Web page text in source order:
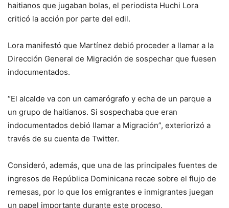
haitianos que jugaban bolas, el periodista Huchi Lora
criticó la acción por parte del edil.
Lora manifestó que Martínez debió proceder a llamar a la
Dirección General de Migración de sospechar que fuesen
indocumentados.
“El alcalde va con un camarógrafo y echa de un parque a
un grupo de haitianos. Si sospechaba que eran
indocumentados debió llamar a Migración”, exteriorizó a
través de su cuenta de Twitter.
Consideró, además, que una de las principales fuentes de
ingresos de República Dominicana recae sobre el flujo de
remesas, por lo que los emigrantes e inmigrantes juegan
un papel importante durante este proceso.